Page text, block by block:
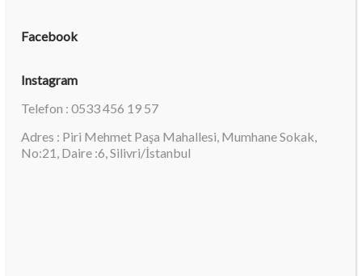
Facebook
Instagram
Telefon : 0533 456 19 57
Adres : Piri Mehmet Paşa Mahallesi, Mumhane Sokak,
No:21, Daire :6, Silivri/İstanbul